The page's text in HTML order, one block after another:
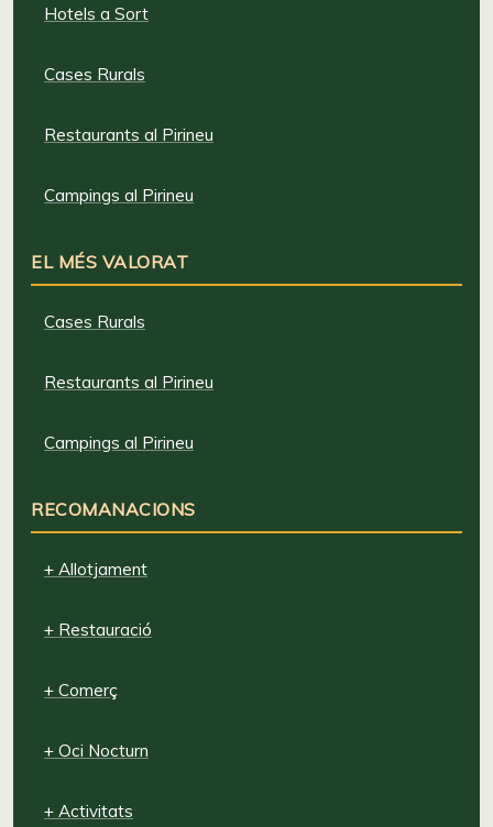
Hotels a Sort
Cases Rurals
Restaurants al Pirineu
Campings al Pirineu
EL MÉS VALORAT
Cases Rurals
Restaurants al Pirineu
Campings al Pirineu
RECOMANACIONS
+ Allotjament
+ Restauració
+ Comerç
+ Oci Nocturn
+ Activitats